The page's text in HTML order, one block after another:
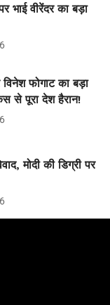
भाई वीरेंदर का बड़ा
फोगाट का बड़ा
से पूरा देश हैरान!
मोदी की डिग्री पर